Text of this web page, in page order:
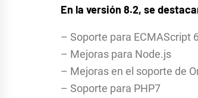
En la versión 8.2, se
– Soporte para ECMAScript
– Mejoras para Node.js
– Mejoras en el soporte de
– Soporte para PHP7